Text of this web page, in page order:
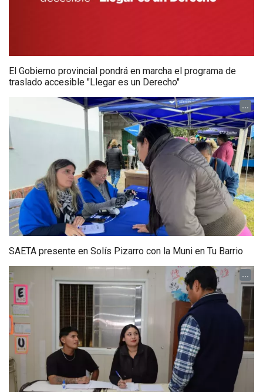
El Gobierno provincial pondrá en marcha el programa de
traslado accesible "Llegar es un Derecho"
...
SAETA presente en Solís Pizarro con la Muni en Tu Barrio
...